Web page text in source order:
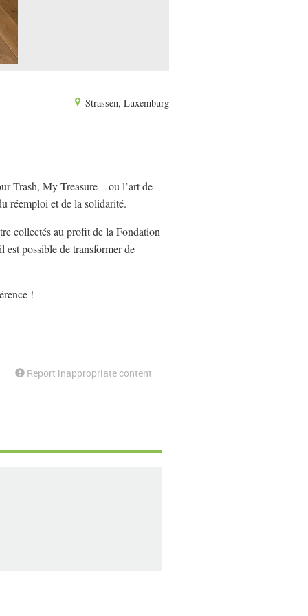
Strassen, Luxemburg
Trash, My Treasure – ou l’art de
réemploi et de la solidarité.
collectés au profit de la Fondation
possible de transformer de
!
Report inappropriate content